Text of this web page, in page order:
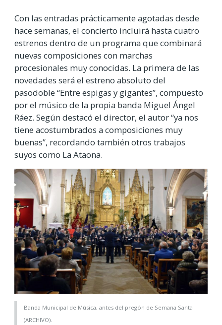
Con las entradas prácticamente agotadas desde
hace semanas, el concierto incluirá hasta cuatro
estrenos dentro de un programa que combinará
nuevas composiciones con marchas
procesionales muy conocidas. La primera de las
novedades será el estreno absoluto del
pasodoble “Entre espigas y gigantes”, compuesto
por el músico de la propia banda Miguel Ángel
Ráez. Según destacó el director, el autor “ya nos
tiene acostumbrados a composiciones muy
buenas”, recordando también otros trabajos
suyos como La Ataona.
Banda Municipal de Música, antes del pregón de Semana Santa
(ARCHIVO).